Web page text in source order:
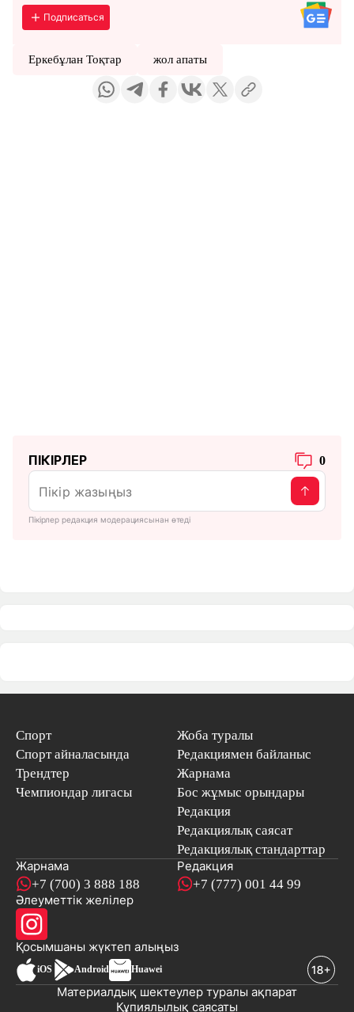
Подписаться
Еркебұлан Тоқтар жол апаты
ПІКІРЛЕР 0
Пікірлер редакция модерациясынан өтеді
Спорт
Спорт айналасында
Трендтер
Чемпиондар лигасы
Жоба туралы
Редакциямен байланыс
Жарнама
Бос жұмыс орындары
Редакция
Редакциялық саясат
Редакциялық стандарттар
Жарнама
+7 (700) 3 888 188
Редакция
+7 (777) 001 44 99
Әлеуметтік желілер
Қосымшаны жүктеп алыңыз
iOS Android Huawei
Құпиялылық саясаты
Материалдық шектеулер туралы ақпарат